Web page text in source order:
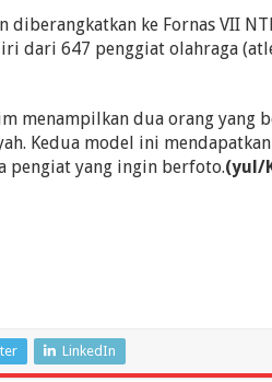
diberangkatkan ke Fornas VII
dari 647 penggiat olahraga
menampilkan dua orang yang
Kedua model ini
pengiat yang ingin berfoto.(yul/
LinkedIn